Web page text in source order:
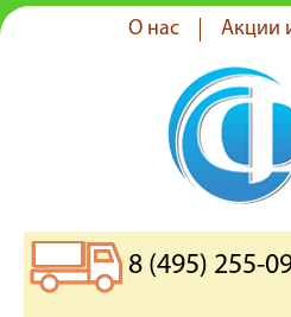
О нас Акции
8 (495) 255-